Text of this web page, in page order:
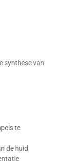
synthese van
te
de huid